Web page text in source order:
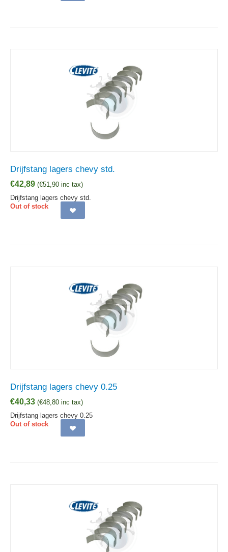
Drijfstang lagers chevy std.
€42,89 (€51,90 inc tax)
Drijfstang lagers chevy std.
Out of stock
Drijfstang lagers chevy 0.25
€40,33 (€48,80 inc tax)
Drijfstang lagers chevy 0.25
Out of stock